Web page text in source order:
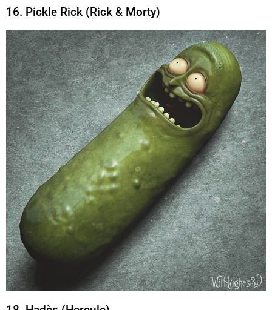
16. Pickle Rick (Rick & Morty)